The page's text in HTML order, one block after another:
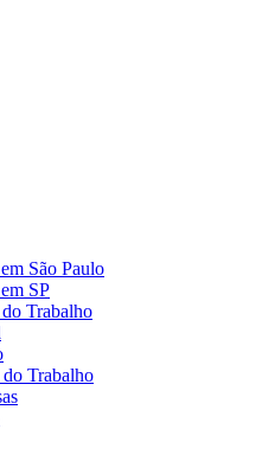
São Paulo
SP
Trabalho
Trabalho